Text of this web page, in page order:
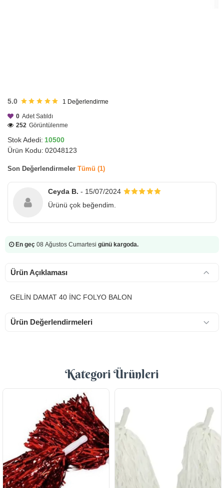
5.0 1 Değerlendirme
Stok Adedi: 10500
Ürün Kodu: 02048123
0 Adet Satıldı
252 Görüntülenme
Son Değerlendirmeler Tümü (1)
Ceyda B. - 15/07/2024
Ürünü çok beğendim.
En geç 08 Ağustos Cumartesi günü kargoda.
Ürün Açıklaması
GELİN DAMAT 40 İNC FOLYO BALON
Ürün Değerlendirmeleri
Kategori Ürünleri